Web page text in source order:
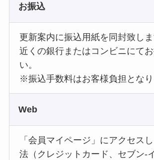
お振込
更新案内に振込用紙を同封致し
近くの銀行またはコンビニにて
い。
※振込手数料はお客様負担となり
Web
「会員マイページ」にアクセス
法（クレジットカード、セブン-